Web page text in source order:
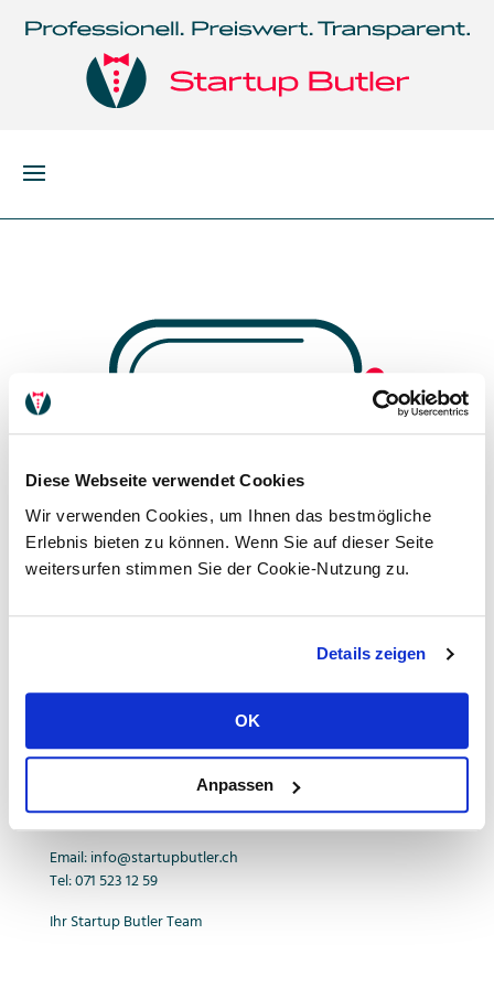
Diese Webseite verwendet Cookies
Wir verwenden Cookies, um Ihnen das bestmögliche
Erlebnis bieten zu können. Wenn Sie auf dieser Seite
weitersurfen stimmen Sie der Cookie-Nutzung zu.
Details zeigen
OK
Anpassen
Vielen Dank für Ihre
von 24 Stunden (an Werktagen) bei Ihnen melden.
haben melden Sie sich am besten per Email oder Telefon bei
uns:
Email: info@startupbutler.ch
Tel: 071 523 12 59
Ihr Startup Butler Team